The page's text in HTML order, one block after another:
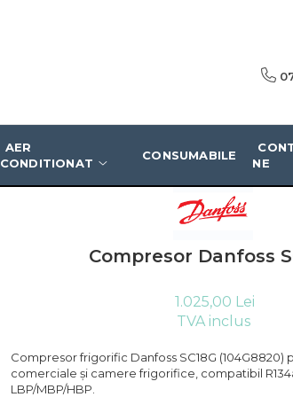
AER
CONDITIONAT
CONSUMABILE
NE
Compresor Danfoss
1.025,00 Lei
TVA inclus
Compresor frigorific Danfoss SC18G (104G8820)
comerciale și camere frigorifice, compatibil
LBP/MBP/HBP.